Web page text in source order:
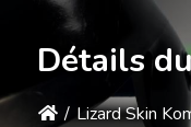
Détails
/ Lizard Skin